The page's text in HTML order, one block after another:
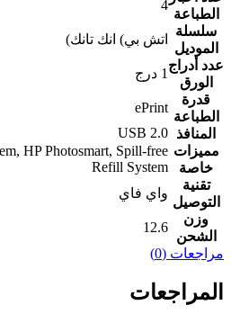
الطباعة
4
سلسلة
الموديل
اتش بي) انك تانك)
عدد أدراج
الورق
1 درج
قدرة
الطباعة
‎ePrint‎
المنافذ ‎USB ‎2‎.0‎‎
مميزات
خاصة
HP Photosmart, Spill-free
Refill System‎
تقنية
التوصيل
واي فاي
وزن
الشحن
12.6
مراجعات (0)
المراجعات